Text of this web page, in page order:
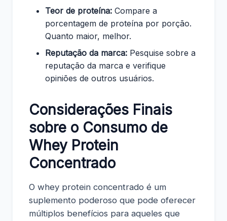
Teor de proteína: Compare a
porcentagem de proteína por porção.
Quanto maior, melhor.
Reputação da marca: Pesquise sobre a
reputação da marca e verifique
opiniões de outros usuários.
Considerações Finais
sobre o Consumo de
Whey Protein
Concentrado
O whey protein concentrado é um
suplemento poderoso que pode oferecer
múltiplos benefícios para aqueles que